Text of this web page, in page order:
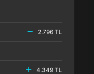
2.796 TL
4.349 TL